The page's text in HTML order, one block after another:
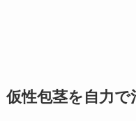
仮性包茎を自力で